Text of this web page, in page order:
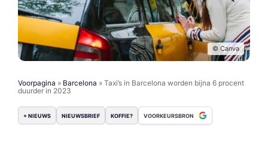
© Canva
Voorpagina » Barcelona » Taxi’s in Barcelona worden bijna 6 procent
duurder in 2023
+ NIEUWS NIEUWSBRIEF KOFFIE? VOORKEURSBRON